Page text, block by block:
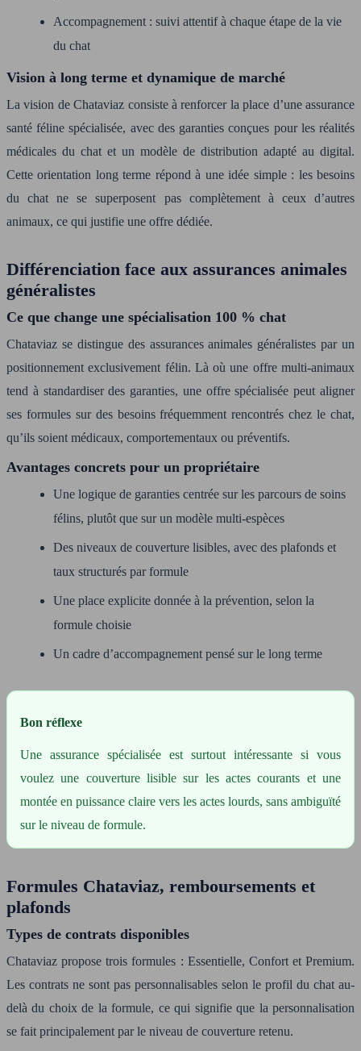
Accompagnement : suivi attentif à chaque étape de la vie
du chat
Vision à long terme et dynamique de marché
La vision de Chataviaz consiste à renforcer la place d’une assurance
santé féline spécialisée, avec des garanties conçues pour les réalités
médicales du chat et un modèle de distribution adapté au digital.
Cette orientation long terme répond à une idée simple : les besoins
du chat ne se superposent pas complètement à ceux d’autres
animaux, ce qui justifie une offre dédiée.
Différenciation face aux assurances animales
généralistes
Ce que change une spécialisation 100 % chat
Chataviaz se distingue des assurances animales généralistes par un
positionnement exclusivement félin. Là où une offre multi-animaux
tend à standardiser des garanties, une offre spécialisée peut aligner
ses formules sur des besoins fréquemment rencontrés chez le chat,
qu’ils soient médicaux, comportementaux ou préventifs.
Avantages concrets pour un propriétaire
Une logique de garanties centrée sur les parcours de soins
félins, plutôt que sur un modèle multi-espèces
Des niveaux de couverture lisibles, avec des plafonds et
taux structurés par formule
Une place explicite donnée à la prévention, selon la
formule choisie
Un cadre d’accompagnement pensé sur le long terme
Bon réflexe
Une assurance spécialisée est surtout intéressante si vous
voulez une couverture lisible sur les actes courants et une
montée en puissance claire vers les actes lourds, sans ambiguïté
sur le niveau de formule.
Formules Chataviaz, remboursements et
plafonds
Types de contrats disponibles
Chataviaz propose trois formules : Essentielle, Confort et Premium.
Les contrats ne sont pas personnalisables selon le profil du chat au-
delà du choix de la formule, ce qui signifie que la personnalisation
se fait principalement par le niveau de couverture retenu.